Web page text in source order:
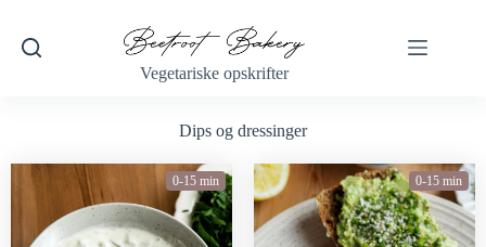
Vegetariske opskrifter
Dips og dressinger
0-15 min 0-15 min